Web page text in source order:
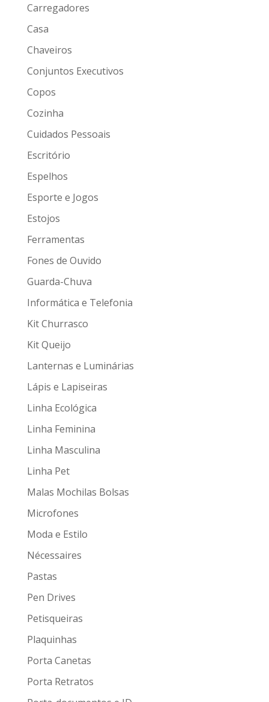
Carregadores
Casa
Chaveiros
Conjuntos Executivos
Copos
Cozinha
Cuidados Pessoais
Escritório
Espelhos
Esporte e Jogos
Estojos
Ferramentas
Fones de Ouvido
Guarda-Chuva
Informática e Telefonia
Kit Churrasco
Kit Queijo
Lanternas e Luminárias
Lápis e Lapiseiras
Linha Ecológica
Linha Feminina
Linha Masculina
Linha Pet
Malas Mochilas Bolsas
Microfones
Moda e Estilo
Nécessaires
Pastas
Pen Drives
Petisqueiras
Plaquinhas
Porta Canetas
Porta Retratos